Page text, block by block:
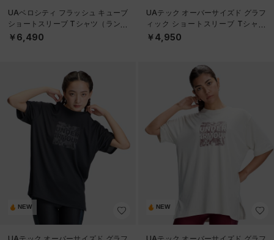
UAベロシティ フラッシュ キューブ
ショートスリーブ Tシャツ（ランニ
ング/MEN）
￥6,490
UAテック オーバーサイズド グラフ
ィック ショートスリーブ Tシャツ
（トレーニング/WOMEN）
￥4,950
NEW NEW